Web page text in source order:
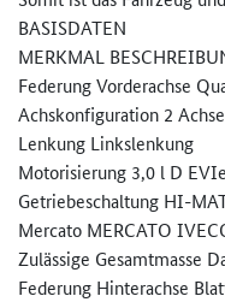
BASISDATEN
MERKMAL
Federung Vorderachse
Achskonfiguration 2
Lenkung Linkslenkung
Motorisierung 3,0 l D
Getriebeschaltung HI-
Mercato MERCATO
Zulässige Gesamtmasse
Federung Hinterachse